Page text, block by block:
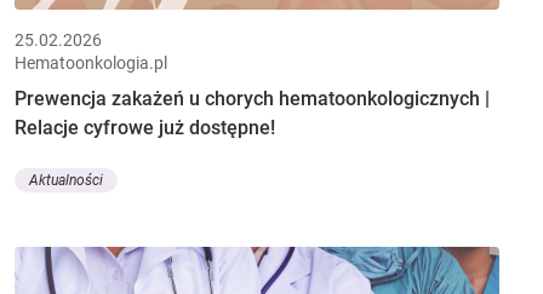
25.02.2026
Hematoonkologia.pl
Prewencja zakażeń u chorych hematoonkologicznych |
Relacje cyfrowe już dostępne!
Aktualności